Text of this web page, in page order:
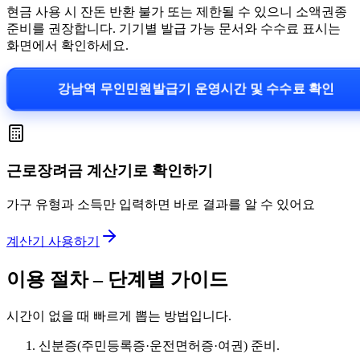
현금 사용 시 잔돈 반환 불가 또는 제한될 수 있으니 소액권종
준비를 권장합니다. 기기별 발급 가능 문서와 수수료 표시는
화면에서 확인하세요.
강남역 무인민원발급기 운영시간 및 수수료 확인
근로장려금 계산기로 확인하기
가구 유형과 소득만 입력하면 바로 결과를 알 수 있어요
계산기 사용하기
이용 절차 – 단계별 가이드
시간이 없을 때 빠르게 뽑는 방법입니다.
신분증(주민등록증·운전면허증·여권) 준비.